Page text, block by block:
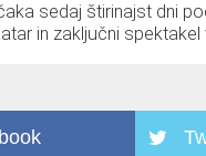
sedaj štirinajst dni
in zaključni spektakel